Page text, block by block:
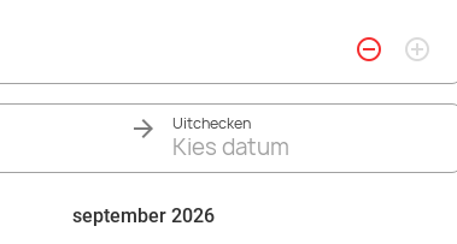
remove_circle_outline add_circle_outline
Uitchecken
Kies datum
september 2026